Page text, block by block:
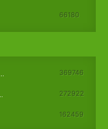
66180
369746
272922
162459